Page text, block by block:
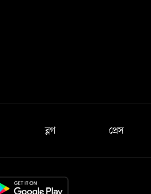
ব্লগ প্রেস